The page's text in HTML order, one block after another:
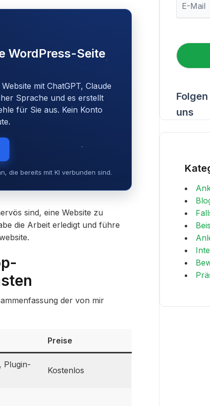
WordPress-Seite
mit ChatGPT, Claude
Sprache und es erstellt
für Sie aus. Kein Konto
die bereits mit KI verbunden sind.
sind, eine Website zu
die Arbeit erledigt und führe
der von mir
Preise
Plugin-
Kostenlos
M
l
*
Folgen
uns